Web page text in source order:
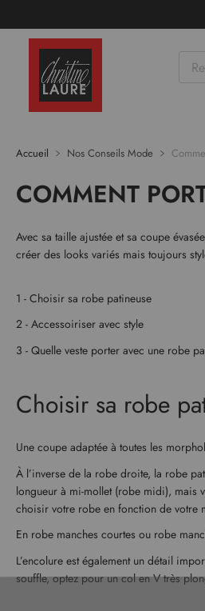
Accueil Nos Conseils Mode
COMMENT
Avec sa taille ajustée et sa coupe
créer des looks variés mais toujours
1 - Choisir sa robe patineuse
2 - Accessoiriser avec style
3 - Quelle veste porter avec une robe
Choisir sa robe
Une coupe adaptée à toutes les
À l’inverse de la robe droite, la robe
longueur à mi-mollet (robe midi), mais
choisir votre robe en fonction de votre
En robe manches courtes ou robe
L’encolure est également un détail
souffle, optez pour un col en V très